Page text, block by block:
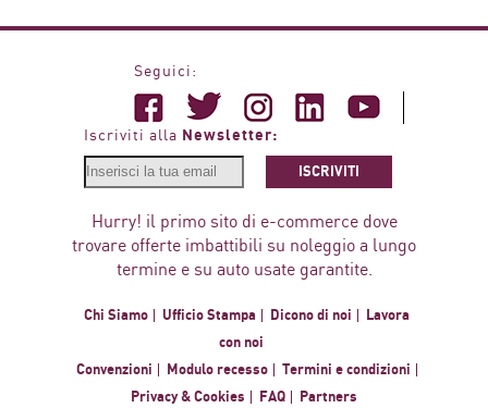
Seguici:
Iscriviti alla Newsletter:
ISCRIVITI
Hurry! il primo sito di e-commerce dove
trovare offerte imbattibili su noleggio a lungo
termine e su auto usate garantite.
Chi Siamo Ufficio Stampa Dicono di noi
Lavora
con noi
Convenzioni
Modulo recesso
Termini e condizioni
Privacy & Cookies
FAQ Partners